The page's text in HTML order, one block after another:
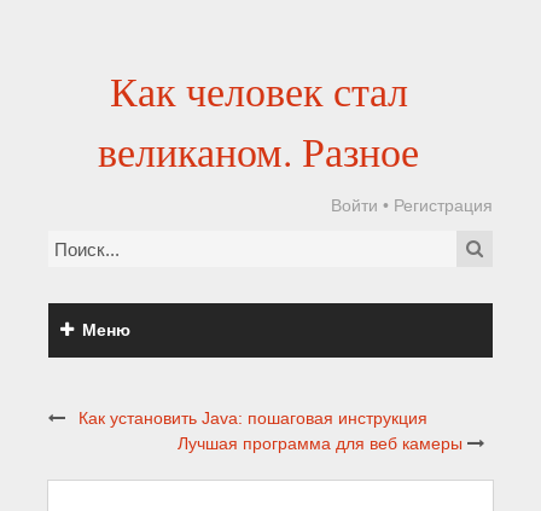
Как человек стал
великаном. Разное
Войти • Регистрация
Меню
Как установить Java: пошаговая инструкция
Лучшая программа для веб камеры